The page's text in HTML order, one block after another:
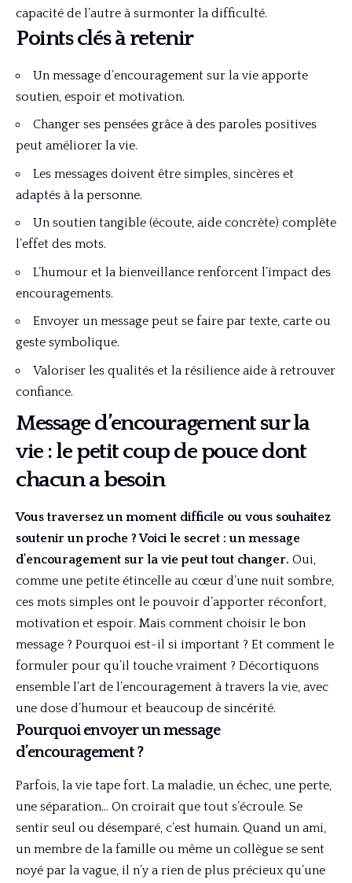
capacité de l’autre à surmonter la difficulté.
Points clés à retenir
Un message d’encouragement sur la vie apporte
soutien, espoir et motivation.
Changer ses pensées grâce à des paroles positives
peut améliorer la vie.
Les messages doivent être simples, sincères et
adaptés à la personne.
Un soutien tangible (écoute, aide concrète) complète
l’effet des mots.
L’humour et la bienveillance renforcent l’impact des
encouragements.
Envoyer un message peut se faire par texte, carte ou
geste symbolique.
Valoriser les qualités et la résilience aide à retrouver
confiance.
Message d’encouragement sur la
vie : le petit coup de pouce dont
chacun a besoin
Vous traversez un moment difficile ou vous souhaitez
soutenir un proche ? Voici le secret : un message
d’encouragement sur la vie peut tout changer. Oui,
comme une petite étincelle au cœur d’une nuit sombre,
ces mots simples ont le pouvoir d’apporter réconfort,
motivation et espoir. Mais comment choisir le bon
message ? Pourquoi est-il si important ? Et comment le
formuler pour qu’il touche vraiment ? Décortiquons
ensemble l’art de l’encouragement à travers la vie, avec
une dose d’humour et beaucoup de sincérité.
Pourquoi envoyer un message
d’encouragement ?
Parfois, la vie tape fort. La maladie, un échec, une perte,
une séparation… On croirait que tout s’écroule. Se
sentir seul ou désemparé, c’est humain. Quand un ami,
un membre de la famille ou même un collègue se sent
noyé par la vague, il n’y a rien de plus précieux qu’une